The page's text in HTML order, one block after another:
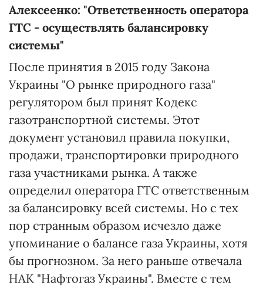
Алексеенко: "Ответственность оператора
ГТС - осуществлять балансировку
системы"
После принятия в 2015 году Закона
Украины "О рынке природного газа"
регулятором был принят Кодекс
газотранспортной системы. Этот
документ установил правила покупки,
продажи, транспортировки природного
газа участниками рынка. А также
определил оператора ГТС ответственным
за балансировку всей системы. Но с тех
пор странным образом исчезло даже
упоминание о балансе газа Украины, хотя
бы прогнозном. За него раньше отвечала
НАК "Нафтогаз Украины". Вместе с тем